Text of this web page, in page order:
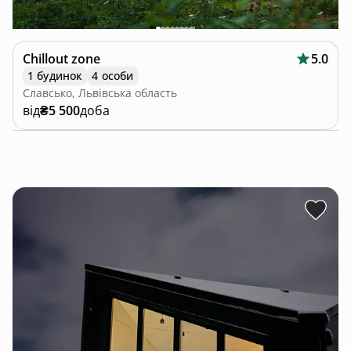
Chillout zone 5.0
1 будинок
4 особи
Славсько, Львівська область
від₴5 500доба